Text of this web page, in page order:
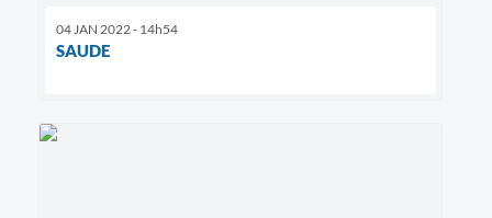
04 JAN 2022 - 14h54
SAUDE